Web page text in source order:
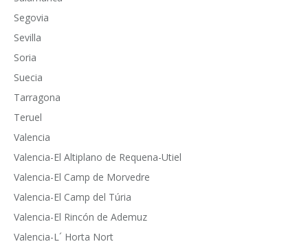
Segovia
Sevilla
Soria
Suecia
Tarragona
Teruel
Valencia
Valencia-El Altiplano de Requena-Utiel
Valencia-El Camp de Morvedre
Valencia-El Camp del Túria
Valencia-El Rincón de Ademuz
Valencia-L´ Horta Nort